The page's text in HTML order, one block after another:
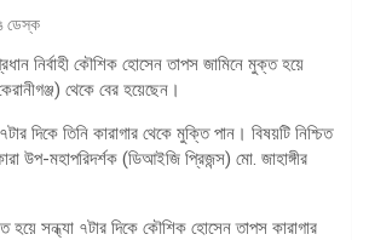
ডেস্ক
নির্বাহী কৌশিক হোসেন তাপস জামিনে মুক্ত হয়ে
থেকে বের হয়েছেন।
দিকে তিনি কারাগার থেকে মুক্তি পান। বিষয়টি নিশ্চিত
উপ-মহাপরিদর্শক (ডিআইজি প্রিজন্স) মো. জাহাঙ্গীর
হয়ে সন্ধ্যা ৭টার দিকে কৌশিক হোসেন তাপস কারাগার